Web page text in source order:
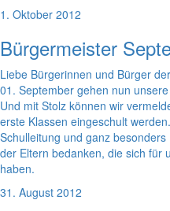
1. Oktober 2012
Bürgermeister
Liebe Bürgerinnen und Bürger
01. September gehen nun
Und mit Stolz können wir
erste Klassen eingeschult
Schulleitung und ganz
der Eltern bedanken, die sich für
haben.
31. August 2012